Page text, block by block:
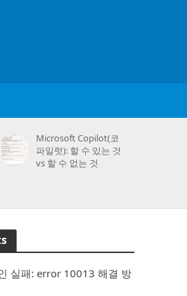
Microsoft Copilot(코
파일럿): 할 수 있는 것
vs 할 수 없는 것
실패: error 10013 해결 방